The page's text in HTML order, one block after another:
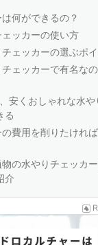
何ができるの？
ッカーの使い方
ェッカーの選ぶポ
ェッカーで有名な
安くおしゃれな水
る
費用を削りたけれ
物の水やりチェッカ
介